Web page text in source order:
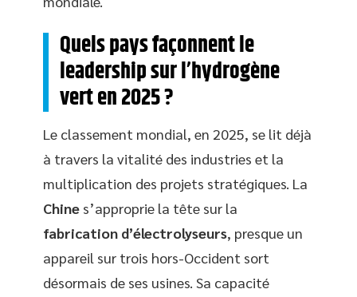
Quels pays façonnent le
leadership sur l’hydrogène
vert en 2025 ?
Le classement mondial, en 2025, se lit déjà
à travers la vitalité des industries et la
multiplication des projets stratégiques. La
Chine s’approprie la tête sur la
fabrication d’électrolyseurs, presque un
appareil sur trois hors-Occident sort
désormais de ses usines. Sa capacité